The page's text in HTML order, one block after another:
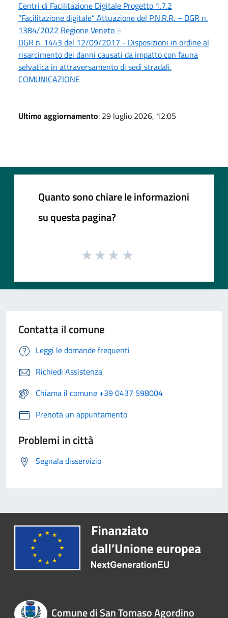
Centri di Facilitazione Digitale Progetto 1.7.2
“Facilitazione digitale” Attuazione del P.N.R.R. – DGR n.
1384/2022 Regione Veneto –
DGR n. 1443 del 12/09/2017 - Disposizioni in ordine al
risarcimento dei danni causati da impatto con fauna
selvatica in attraversamento di sedi stradali.
COMUNICAZIONE
Ultimo aggiornamento: 29 luglio 2026, 12:05
Quanto sono chiare le informazioni
su questa pagina?
Contatta il comune
Leggi le domande frequenti
Richiedi Assistenza
Chiama il comune +39 0437 598004
Prenota un appuntamento
Problemi in città
Segnala disservizio
Comune di San Tomaso Agordino